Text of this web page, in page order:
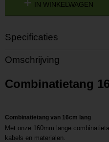
IN WINKELWAGEN
Specificaties
Productcode
P201812211037
L201812211037
Omschrijving
Combinatietang
Combinatietang van 16cm lang
Met onze 160mm lange
kabels en materialen.